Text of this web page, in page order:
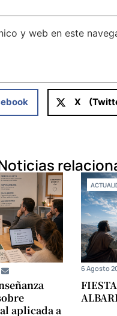
y web en este
X
aplicada a
6 Agosto